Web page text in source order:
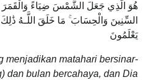
هُوَ الَّذِي جَعَلَ الشَّمْسَ ضِيَاءً وَالْقَمَرَ
السِّنِينَ وَالْحِسَابَ ۚ مَا خَلَقَ اللَّـهُ
يَعْلَمُونَ
menjadikan matahari bersinar-
dan bulan bercahaya, dan Dia